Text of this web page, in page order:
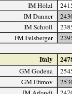
IM Hölzl
IM Danner
IM Schroll
FM Felsberger
Italy
GM Godena
GM Efimov